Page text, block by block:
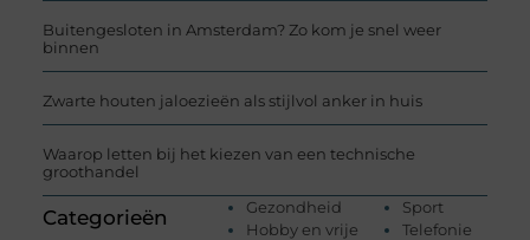
Buitengesloten in Amsterdam? Zo kom je snel weer
binnen
Zwarte houten jaloezieën als stijlvol anker in huis
Waarop letten bij het kiezen van een technische
groothandel
Categorieën
Gezondheid
Hobby en vrije
Sport
Telefonie